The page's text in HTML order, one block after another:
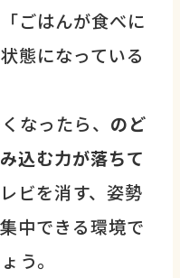
ごはんが食べに
態になっている
なったら、 のど
込む力が落ちて
ビを消す、姿勢
中できる環境で
う。